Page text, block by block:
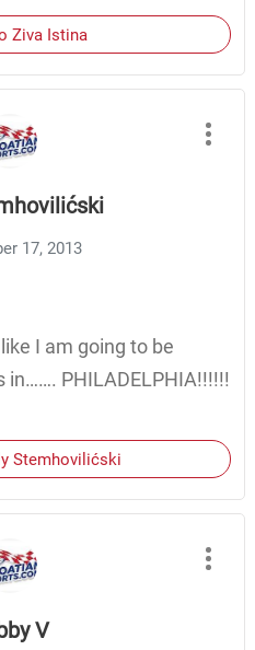
Ziva Istina
17, 2013
I am going to be
PHILADELPHIA!!!!!!
Stemhovilićski
V